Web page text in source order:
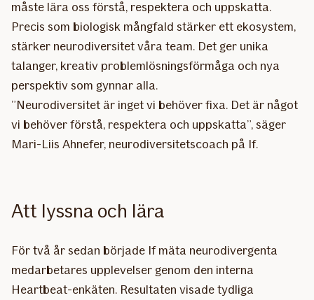
måste lära oss förstå, respektera och uppskatta.
Precis som biologisk mångfald stärker ett ekosystem,
stärker neurodiversitet våra team. Det ger unika
talanger, kreativ problemlösningsförmåga och nya
perspektiv som gynnar alla.
”Neurodiversitet är inget vi behöver fixa. Det är något
vi behöver förstå, respektera och uppskatta”, säger
Mari-Liis Ahnefer, neurodiversitetscoach på If.
Att lyssna och lära
För två år sedan började If mäta neurodivergenta
medarbetares upplevelser genom den interna
Heartbeat-enkäten. Resultaten visade tydliga